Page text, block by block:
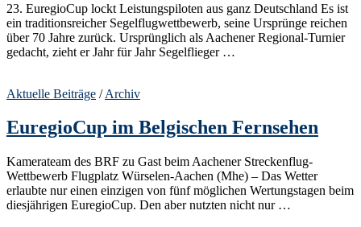
23. EuregioCup lockt Leistungspiloten aus ganz Deutschland Es ist
ein traditionsreicher Segelflugwettbewerb, seine Ursprünge reichen
über 70 Jahre zurück. Ursprünglich als Aachener Regional-Turnier
gedacht, zieht er Jahr für Jahr Segel­flieger …
Aktuelle Beiträge /Archiv
EuregioCup im Belgischen Fernsehen
Kamerateam des BRF zu Gast beim Aachener Streckenflug-
Wettbewerb Flugplatz Würselen-Aachen (Mhe) – Das Wetter
erlaubte nur einen einzigen von fünf möglichen Wertungstagen beim
diesjährigen EuregioCup. Den aber nutzten nicht nur …